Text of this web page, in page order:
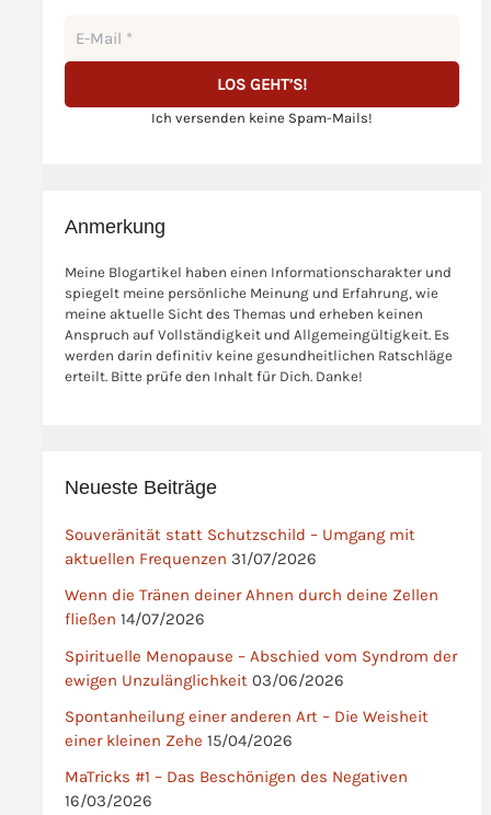
Ich versenden keine Spam-Mails!
Anmerkung
Meine Blogartikel haben einen Informationscharakter und
spiegelt meine persönliche Meinung und Erfahrung, wie
meine aktuelle Sicht des Themas und erheben keinen
Anspruch auf Vollständigkeit und Allgemeingültigkeit. Es
werden darin definitiv keine gesundheitlichen Ratschläge
erteilt. Bitte prüfe den Inhalt für Dich. Danke!
Neueste Beiträge
Souveränität statt Schutzschild – Umgang mit
aktuellen Frequenzen 31/07/2026
Wenn die Tränen deiner Ahnen durch deine Zellen
fließen 14/07/2026
Spirituelle Menopause – Abschied vom Syndrom der
ewigen Unzulänglichkeit 03/06/2026
Spontanheilung einer anderen Art – Die Weisheit
einer kleinen Zehe 15/04/2026
MaTricks #1 – Das Beschönigen des Negativen
16/03/2026